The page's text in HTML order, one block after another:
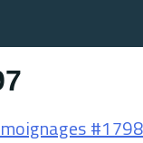
#1798